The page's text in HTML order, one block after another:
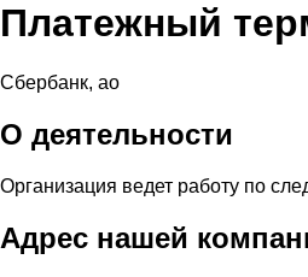
Платежный
Сбербанк, ао
О деятельности
Организация ведет работу по
Адрес нашей